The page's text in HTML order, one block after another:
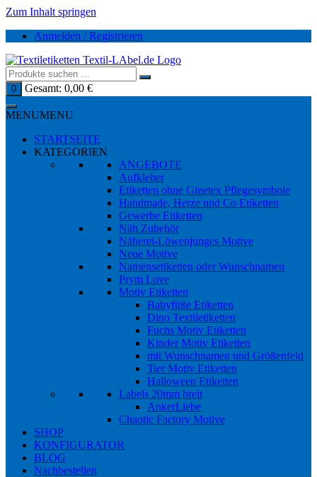
Zum Inhalt springen
Anmelden / Registrieren
0 Gesamt: 0,00 €
MENUMENU
STARTSEITE
KATEGORIEN
ANGEBOTE
Aufkleber
Etiketten ohne Ginetex Pflegesymbole
Handmade, Herze und Co Etiketten
Gewerbe Etiketten
Näh Zubehör
Näherei-Löwenjunges Motive
Neue Motive
Namensetiketten oder Wunschnamen
Prym Love
Motiv Etiketten
Babyfüße Etiketten
Dino Textiletiketten
Fuchs Motiv Etiketten
Kinder Motiv Etiketten
mit Wunschnamen und Größenfeld
Tier Motiv Etiketten
Halloween Etiketten
Labels 20mm breit
AnkerLiebe
Chaotic Factory Motive
SHOP
KONFIGURATOR
BLOG
Nachbestellen